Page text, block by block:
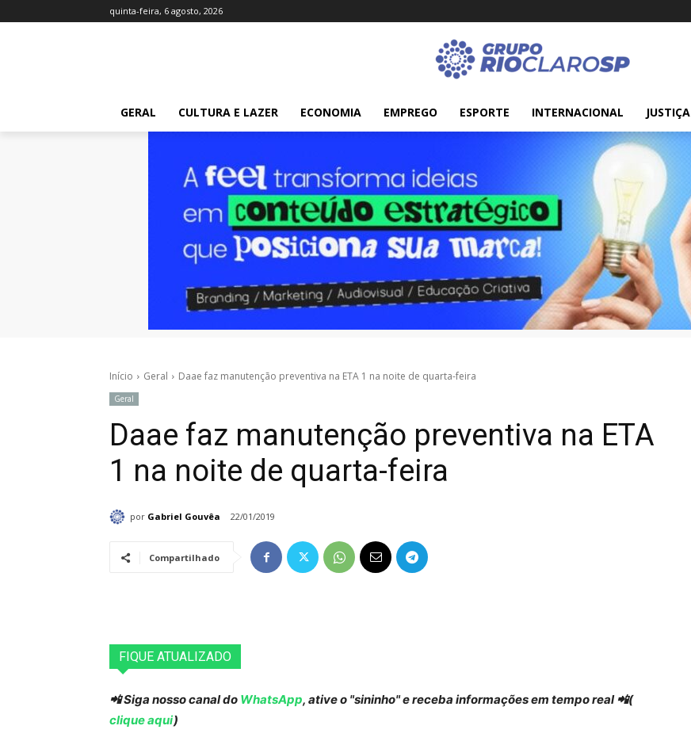
quinta-feira, 6 agosto, 2026
GERAL CULTURA E LAZER ECONOMIA EMPREGO ESPORTE INTERNACIONAL JUSTIÇA
Início Geral Daae faz manutenção preventiva na ETA 1 na noite de quarta-feira
Geral
Daae faz manutenção preventiva na ETA
1 na noite de quarta-feira
por Gabriel Gouvêa 22/01/2019
Compartilhado
FIQUE ATUALIZADO
📲 Siga nosso canal do WhatsApp, ative o "sininho" e receba informações em tempo real 📲(
clique aqui)